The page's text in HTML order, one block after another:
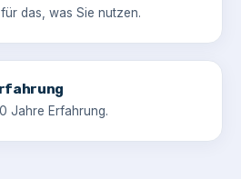
das, was Sie nutzen.
Jahre Erfahrung.